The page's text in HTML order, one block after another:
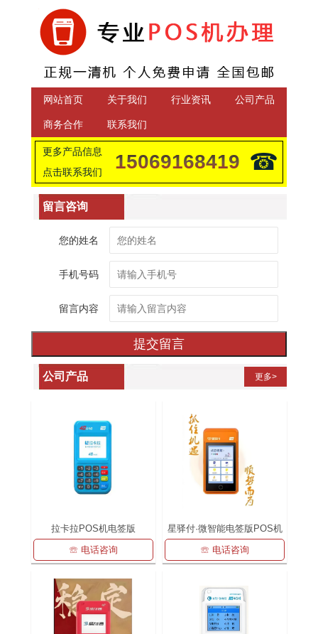
网站首页 关于我们 行业资讯 公司产品
商务合作 联系我们
更多产品信息
点击联系我们
15069168419 ☎
留言咨询
您的姓名
手机号码
留言内容
提交留言
公司产品 更多>
拉卡拉POS机电签版
☏ 电话咨询
星驿付·微智能电签版POS机
☏ 电话咨询